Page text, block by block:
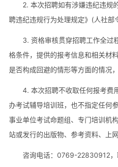
2. 本次招聘如有涉嫌违纪违规
聘违纪违规行为处理规定》(人社部
3. 资格审核贯穿招聘工作全过
格条件，提供的报考信息和相关材
是否构成回避的情形等方面的情况
4. 本次招聘不收取任何报考费
办考试辅导培训班，也不指定任何
事业单位考试命题组、专门培训机
站或发行的出版物、参考资料、上
咨询电话：0769-22830912，